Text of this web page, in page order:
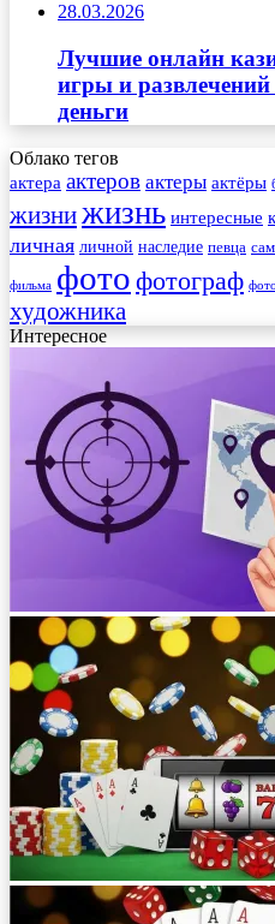
28.03.2026
Лучшие онлайн
игры и развлечений
деньги
Облако тегов
актера актеров актеры актёры
жизнижизнь интересные
личная личной наследие певца
фильма фото фотограф
художника
Интересное